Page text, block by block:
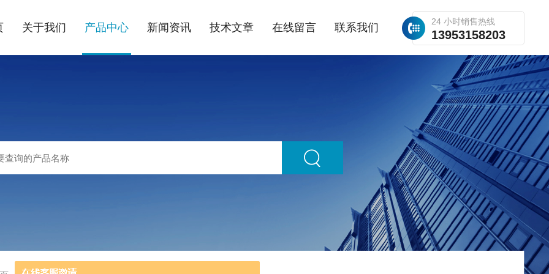
24 小时销售热线
13953158203
关于我们 产品中心 新闻资讯 技术文章 在线留言 联系我们